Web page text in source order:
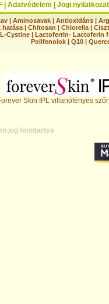
Adatvédelem Jogi nyilatkozat
|Aminosavak |Antioxidáns |
hatása | Chitosan | Chlorella |
L-Cystine | Lactoferrin- Lactoferin
Polifenolok |Q10 |
Skin IPL villanófényes
jog fenntartva